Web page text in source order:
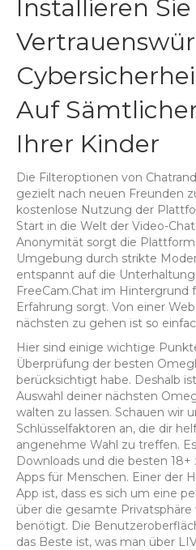
Installieren
Auf
Ihrer Kinder
Die Filteroptionen von
gezielt nach neuen Freunden
kostenlose Nutzung der
Start in die Welt der Video-
Anonymität sorgt die Plattform
Umgebung durch strikte
entspannt auf die
FreeCam.Chat im Hintergrund
Erfahrung sorgt. Von einer
nächsten zu gehen ist so
Hier sind einige wichtige
Überprüfung der besten
berücksichtigt habe. Deshalb
Auswahl deiner nächsten
walten zu lassen. Schauen wir
Schlüsselfaktoren an, die dir
angenehme Wahl zu treffen.
Downloads und die besten
Apps für Menschen. Einer der
App ist, dass es sich um eine
über die gesamte
benötigt. Die
das Beste ist, was man über